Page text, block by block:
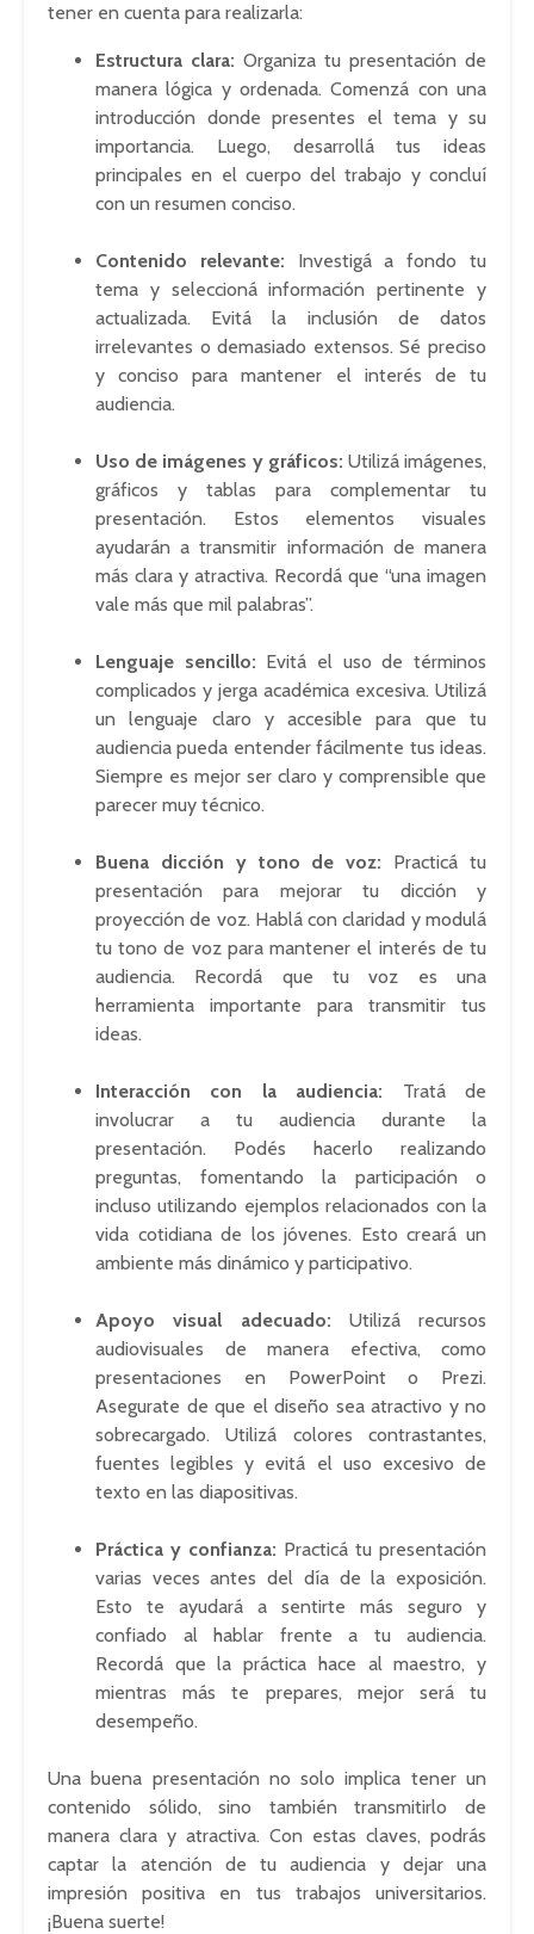
tener en cuenta para realizarla:
Estructura clara: Organiza tu presentación de
manera lógica y ordenada. Comenzá con una
introducción donde presentes el tema y su
importancia. Luego, desarrollá tus ideas
principales en el cuerpo del trabajo y concluí
con un resumen conciso.
Contenido relevante: Investigá a fondo tu
tema y seleccioná información pertinente y
actualizada. Evitá la inclusión de datos
irrelevantes o demasiado extensos. Sé preciso
y conciso para mantener el interés de tu
audiencia.
Uso de imágenes y gráficos: Utilizá imágenes,
gráficos y tablas para complementar tu
presentación. Estos elementos visuales
ayudarán a transmitir información de manera
más clara y atractiva. Recordá que “una imagen
vale más que mil palabras”.
Lenguaje sencillo: Evitá el uso de términos
complicados y jerga académica excesiva. Utilizá
un lenguaje claro y accesible para que tu
audiencia pueda entender fácilmente tus ideas.
Siempre es mejor ser claro y comprensible que
parecer muy técnico.
Buena dicción y tono de voz: Practicá tu
presentación para mejorar tu dicción y
proyección de voz. Hablá con claridad y modulá
tu tono de voz para mantener el interés de tu
audiencia. Recordá que tu voz es una
herramienta importante para transmitir tus
ideas.
Interacción con la audiencia: Tratá de
involucrar a tu audiencia durante la
presentación. Podés hacerlo realizando
preguntas, fomentando la participación o
incluso utilizando ejemplos relacionados con la
vida cotidiana de los jóvenes. Esto creará un
ambiente más dinámico y participativo.
Apoyo visual adecuado: Utilizá recursos
audiovisuales de manera efectiva, como
presentaciones en PowerPoint o Prezi.
Asegurate de que el diseño sea atractivo y no
sobrecargado. Utilizá colores contrastantes,
fuentes legibles y evitá el uso excesivo de
texto en las diapositivas.
Práctica y confianza: Practicá tu presentación
varias veces antes del día de la exposición.
Esto te ayudará a sentirte más seguro y
confiado al hablar frente a tu audiencia.
Recordá que la práctica hace al maestro, y
mientras más te prepares, mejor será tu
desempeño.
Una buena presentación no solo implica tener un
contenido sólido, sino también transmitirlo de
manera clara y atractiva. Con estas claves, podrás
captar la atención de tu audiencia y dejar una
impresión positiva en tus trabajos universitarios.
¡Buena suerte!